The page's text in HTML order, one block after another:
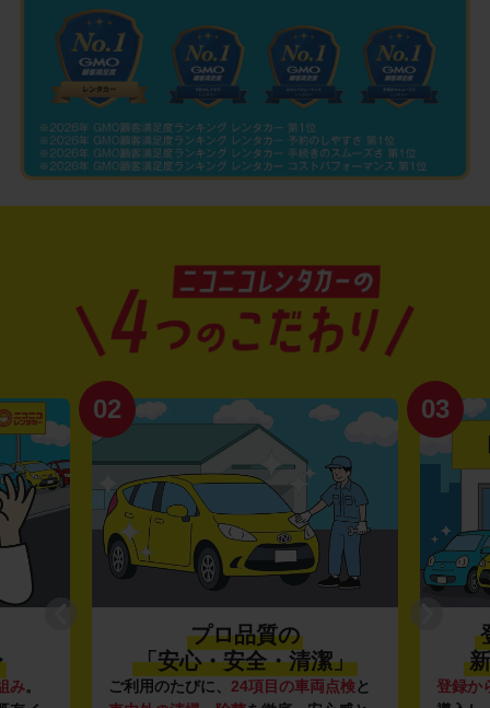
み。
02
プロ品質の
「安心・安全・清潔」
ご利用のたびに、 24項目の車両点検と
03
登録か